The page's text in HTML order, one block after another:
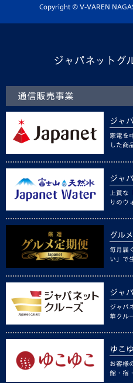
ホームタウン活動
Copyright © V-VAREN
ジャパネットグ
通信販売事業
ジャ
家電を
した商
ジャ
上質な
りのウ
グル
毎月届
い」で
ジャ
ジャパ
華クル
ゆこ
お客様
館・宿